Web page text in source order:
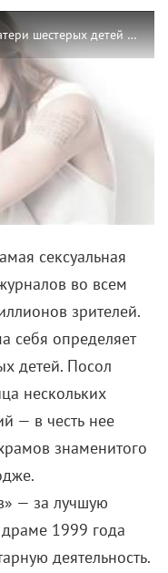
Анджелина Джоли: от бунтарки до матери шестерых детей и Посла доброй воли ООН
сексуальная
во всем
зрителей.
себя определяет
детей. Посол
нескольких
— в честь нее
знаменитого
— за лучшую
1999 года
деятельность.